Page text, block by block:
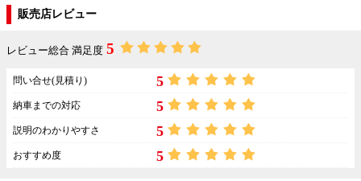
販売店レビュー
レビュー総合 満足度 5
問い合せ(見積り) 5
納車までの対応 5
説明のわかりやすさ 5
おすすめ度 5